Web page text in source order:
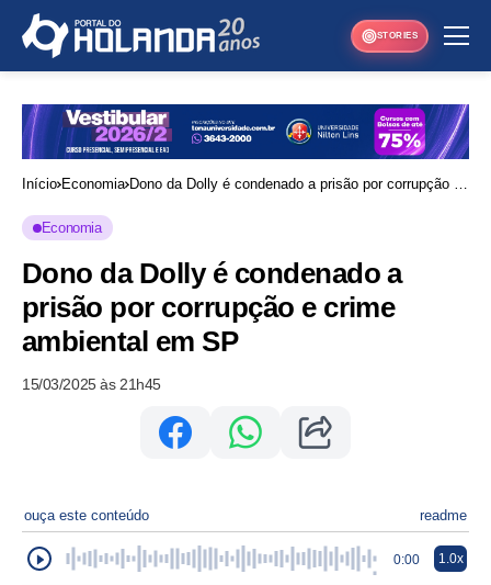
STORIES
Início Economia Dono da Dolly é condenado a prisão por corrupção e
Economia
Dono da Dolly é condenado a
prisão por corrupção e crime
ambiental em SP
15/03/2025 às 21h45
ouça este conteúdo readme
0:00 1.0x